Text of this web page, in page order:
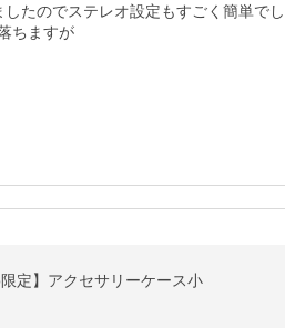
たのでステレオ設定もすごく簡単でし
ちますが
定】アクセサリーケース小